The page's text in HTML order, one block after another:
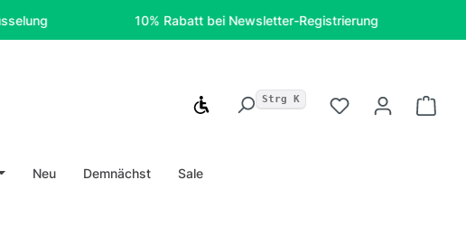
10% Rabatt bei Newsletter-Registrierung
Werkzeugleiste anzeigen
Strg K Du hast 0
Neu Demnächst Sale